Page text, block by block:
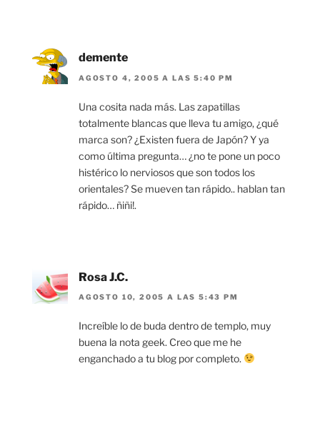
demente
AGOSTO 4, 2005 A LAS 5:40 PM
Una cosita nada más. Las zapatillas
totalmente blancas que lleva tu amigo, ¿qué
marca son? ¿Existen fuera de Japón? Y ya
como última pregunta… ¿no te pone un poco
histérico lo nerviosos que son todos los
orientales? Se mueven tan rápido.. hablan tan
rápido… ñiñi!.
Rosa J.C.
AGOSTO 10, 2005 A LAS 5:43 PM
Increíble lo de buda dentro de templo, muy
buena la nota geek. Creo que me he
enganchado a tu blog por completo.